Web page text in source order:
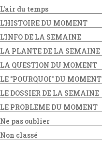
L'air du temps
L'HISTOIRE DU MOMENT
L'INFO DE LA SEMAINE
LA PLANTE DE LA SEMAINE
LA QUESTION DU MOMENT
LE "POURQUOI" DU MOMENT
LE DOSSIER DE LA SEMAINE
LE PROBLEME DU MOMENT
Ne pas oublier
Non classé